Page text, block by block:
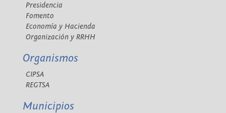
Presidencia
Fomento
Economía y Hacienda
Organización y RRHH
Organismos
CIPSA
REGTSA
Municipios